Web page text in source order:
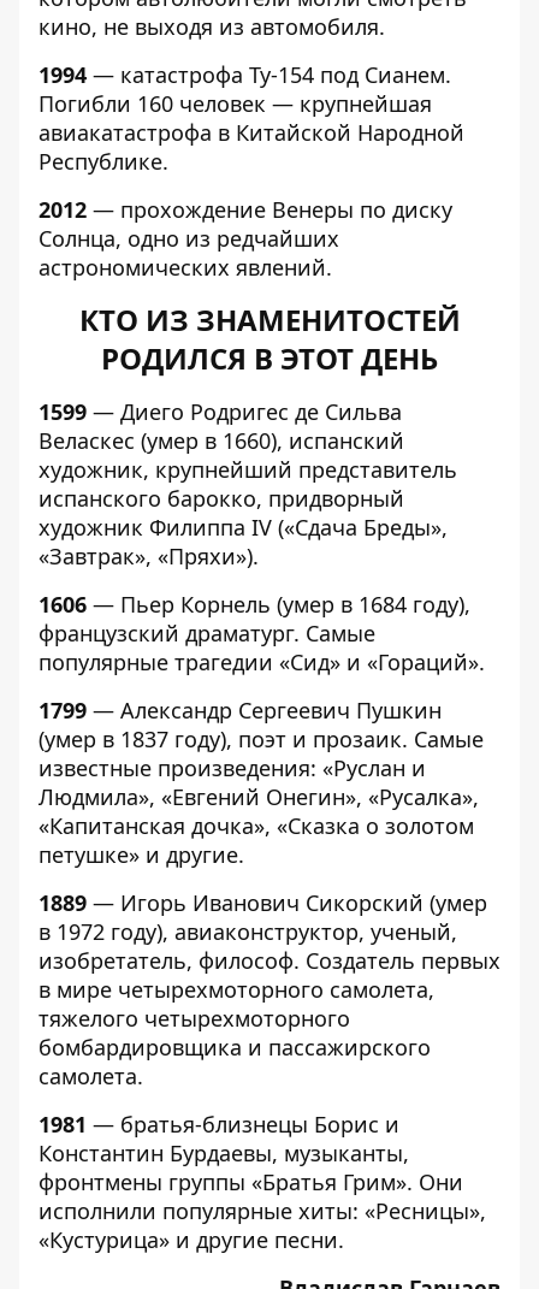
кино, не выходя из автомобиля.
1994 — катастрофа Ту-154 под Сианем.
Погибли 160 человек — крупнейшая
авиакатастрофа в Китайской Народной
Республике.
2012 — прохождение Венеры по диску
Солнца, одно из редчайших
астрономических явлений.
КТО ИЗ ЗНАМЕНИТОСТЕЙ
РОДИЛСЯ В ЭТОТ ДЕНЬ
1599 — Диего Родригес де Сильва
Веласкес (умер в 1660), испанский
художник, крупнейший представитель
испанского барокко, придворный
художник Филиппа IV («Сдача Бреды»,
«Завтрак», «Пряхи»).
1606 — Пьер Корнель (умер в 1684 году),
французский драматург. Самые
популярные трагедии «Сид» и «Гораций».
1799 — Александр Сергеевич Пушкин
(умер в 1837 году), поэт и прозаик. Самые
известные произведения: «Руслан и
Людмила», «Евгений Онегин», «Русалка»,
«Капитанская дочка», «Сказка о золотом
петушке» и другие.
1889 — Игорь Иванович Сикорский (умер
в 1972 году), авиаконструктор, ученый,
изобретатель, философ. Создатель первых
в мире четырехмоторного самолета,
тяжелого четырехмоторного
бомбардировщика и пассажирского
самолета.
1981 — братья-близнецы Борис и
Константин Бурдаевы, музыканты,
фронтмены группы «Братья Грим». Они
исполнили популярные хиты: «Ресницы»,
«Кустурица» и другие песни.